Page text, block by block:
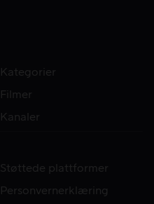
Kategorier
Filmer
Kanaler
Støttede plattformer
Personvernerklæring